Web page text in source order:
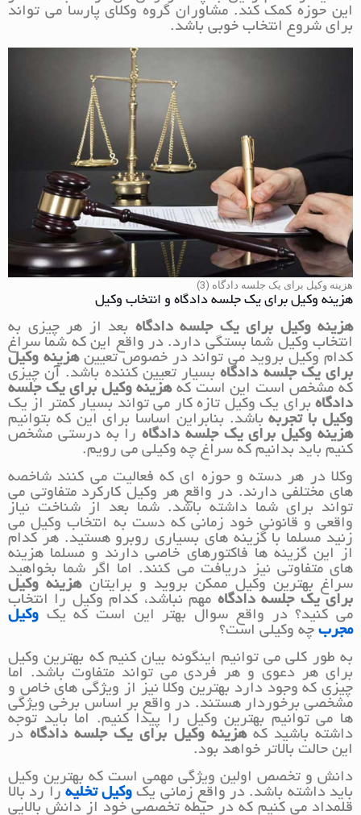
این حوزه کمک کند. مشاوران گروه وکلای پارسا می تواند
برای شروع انتخاب خوبی باشد.
هزینه وکیل برای یک جلسه دادگاه (3)
هزینه وکیل برای یک جلسه دادگاه و انتخاب وکیل
هزینه وکیل برای یک جلسه دادگاه بعد از هر چیزی به
انتخاب وکیل شما بستگی دارد. در واقع این که شما سراغ
کدام وکیل بروید می تواند در خصوص تعیینهزینه وکیل
برای یک جلسه دادگاهبسیار تعیین کننده باشد. آن چیزی
که مشخص است این است کههزینه وکیل برای یک جلسه
دادگاه برای یک وکیل تازه کار می تواند بسیار کمتر از یک
وکیل با تجربهباشد. بنابراین اساسا برای این که بتوانیم
هزینه وکیل برای یک جلسه دادگاهرا به درستی مشخص
کنیم باید بدانیم که سراغ چه وکیلی می رویم.
وکلا در هر دسته و حوزه ای که فعالیت می کنند شاخصه
های مختلفی دارند. در واقع هر وکیل کارکرد متفاوتی می
تواند برای شما داشته باشد. شما بعد از شناخت نیاز
واقعی و قانونی خود زمانی که دست به انتخاب وکیل می
زنید مسلما با گزینه های بسیاری روبرو هستید. هر کدام
از این گزینه ها فاکتورهای خاصی دارند و مسلما هزینه
های متفاوتی نیز دریافت می کنند. اما اگر شما بخواهید
سراغ بهترین وکیل ممکن بروید و برایتانهزینه وکیل
برای یک جلسه دادگاه مهم نباشد، کدام وکیل را انتخاب
می کنید؟ در واقع سوال بهتر این است که یک وکیل
مجرب چه وکیلی است؟
به طور کلی می توانیم اینگونه بیان کنیم که بهترین وکیل
برای هر دعوی و هر فردی می تواند متفاوت باشد. اما
چیزی که وجود دارد بهترین وکلا نیز از ویژگی های خاص و
مشخصی برخوردار هستند. در واقع بر اساس برخی ویژگی
ها می توانیم بهترین وکیل را پیدا کنیم. اما باید توجه
داشته باشید کههزینه وکیل برای یک جلسه دادگاهدر
این حالت بالاتر خواهد بود.
دانش و تخصص اولین ویژگی مهمی است که بهترین وکیل
باید داشته باشد. در واقع زمانی یک وکیل تخلیه را رد بالا
قلمداد می کنیم که در حیطه تخصصی خود از دانش بالایی